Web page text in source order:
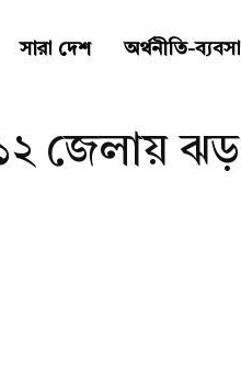
সারা দেশ অর্থনীতি-ব্যবসা
১২ জেলায় ঝড়